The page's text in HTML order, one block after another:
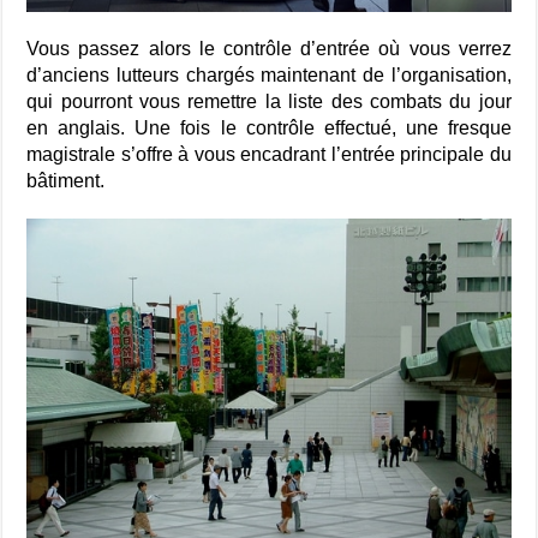
Vous passez alors le contrôle d’entrée où vous verrez
d’anciens lutteurs chargés maintenant de l’organisation,
qui pourront vous remettre la liste des combats du jour
en anglais. Une fois le contrôle effectué, une fresque
magistrale s’offre à vous encadrant l’entrée principale du
bâtiment.